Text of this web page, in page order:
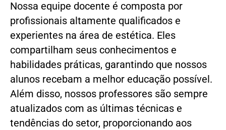
Nossa equipe docente é composta por
profissionais altamente qualificados e
experientes na área de estética. Eles
compartilham seus conhecimentos e
habilidades práticas, garantindo que nossos
alunos recebam a melhor educação possível.
Além disso, nossos professores são sempre
atualizados com as últimas técnicas e
tendências do setor, proporcionando aos